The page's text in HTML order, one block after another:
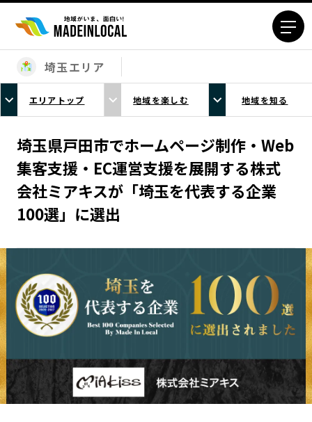
エリアから探す
北海道エリア
青森エリア
岩手エリア
秋田エリア
山形エリア
福島エリア
茨城エリア
栃木エリア
群馬エリア
埼玉エリア
富山エリア
石川エリア
福井エリア
山梨エリア
長野エリア
岐阜エリア
三重エリア
滋賀エリア
京都エリア
大阪市エリア
埼玉エリア
エリアトップ 地域を楽しむ 地域を知る
埼玉県戸田市でホームページ制作・Web
集客支援・EC運営支援を展開する株式
会社ミアキスが「埼玉を代表する企業
100選」に選出